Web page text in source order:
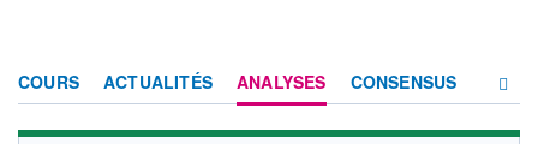
COURS ACTUALITÉS ANALYSES CONSENSUS